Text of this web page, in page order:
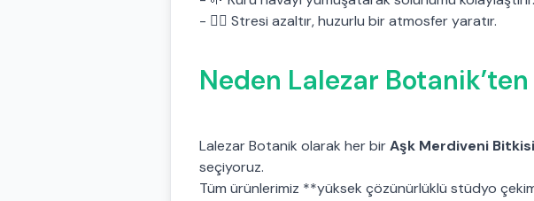
- 🧘‍♀️ Stresi azaltır, huzurlu bir atmosfer yaratır.
Neden Lalezar
Lalezar Botanik olarak her birAşk Merdiveni Bitkisi
seçiyoruz.
Tüm ürünlerimiz **yüksek çözünürlüklü stüdyo